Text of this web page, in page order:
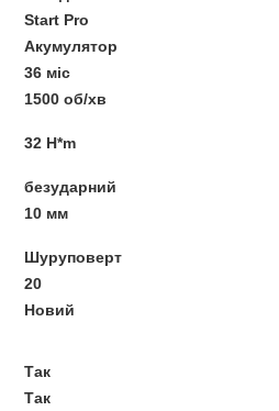
Start Pro
Акумулятор
36 міс
1500 об/хв
32 H*m
безударний
10 мм
Шуруповерт
20
Новий
Так
Так